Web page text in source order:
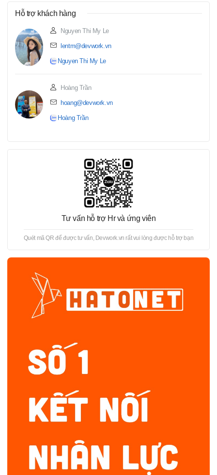
Hỗ trợ khách hàng
Nguyen Thi My Le
lentm@devwork.vn
Nguyen Thi My Le
Hoàng Trần
hoang@devwork.vn
Hoàng Trần
Tư vấn hỗ trợ Hr và ứng viên
Quét mã QR để được tư vấn, Devwork.vn rất vui lòng được hỗ trợ bạn